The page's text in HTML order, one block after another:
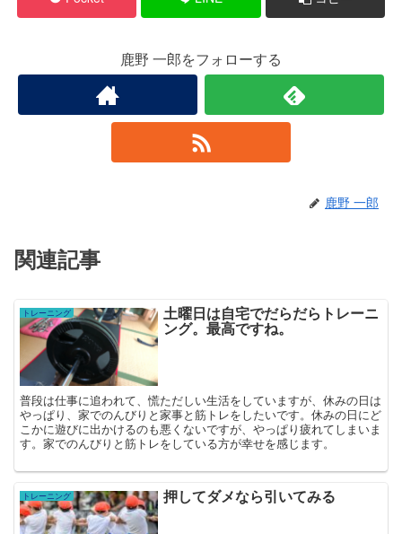
鹿野 一郎をフォローする
鹿野 一郎
関連記事
トレーニング 土曜日は自宅でだらだらトレーニ
ング。最高ですね。
普段は仕事に追われて、慌ただしい生活をしていますが、休みの日は
やっぱり、家でのんびりと家事と筋トレをしたいです。休みの日にど
こかに遊びに出かけるのも悪くないですが、やっぱり疲れてしまいま
す。家でのんびりと筋トレをしている方が幸せを感じます。
トレーニング 押してダメなら引いてみる